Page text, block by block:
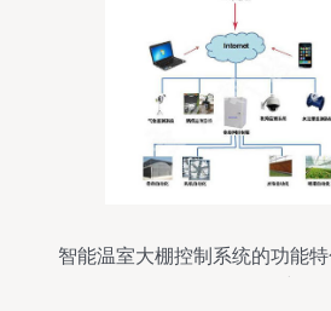
智能温室大棚控制系统的功能